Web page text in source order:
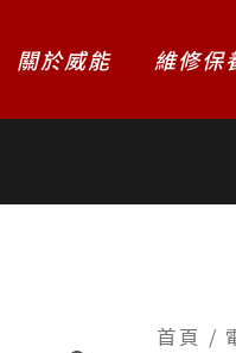
關於威能 維修保
首頁 /